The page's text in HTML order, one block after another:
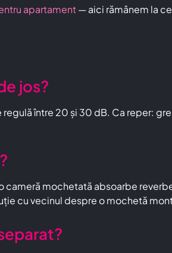
apartament— aici rămânem la
jos?
între 20 și 30 dB. Ca reper:
cameră mochetată absoarbe
cu vecinul despre o mochetă